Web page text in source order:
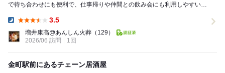
で待ち合わせにも便利で、仕事帰りや仲間との飲み会にも利用しやすい居
3.5
増井康高@あんしん火葬 （129）
2026/06 訪問
1回
金町駅前にあるチェーン居酒屋